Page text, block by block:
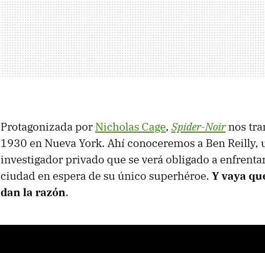
Protagonizada por Nicholas Cage, Spider-Noirnos
1930 en Nueva York. Ahí conoceremos a Ben
investigador privado que se verá obligado a
ciudad en espera de su único superhéroe. Y vaya
dan la razón.